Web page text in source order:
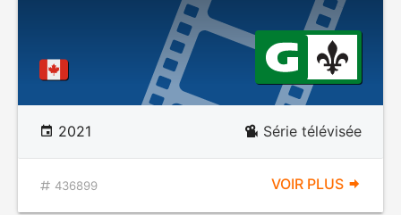
2021 Série télévisée
436899 VOIR PLUS